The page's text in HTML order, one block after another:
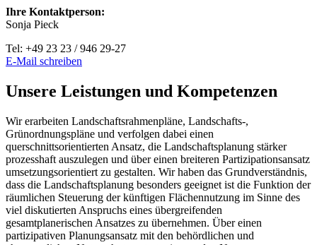
Ihre Kontaktperson:
Sonja Pieck
Tel: +49 23 23 / 946 29-27
E-Mail schreiben
Unsere Leistungen und Kompetenzen
Wir erarbeiten Landschaftsrahmenpläne, Landschafts-,
Grünordnungspläne und verfolgen dabei einen
querschnittsorientierten Ansatz, die Landschaftsplanung stärker
prozesshaft auszulegen und über einen breiteren Partizipationsansatz
umsetzungsorientiert zu gestalten. Wir haben das Grundverständnis,
dass die Landschaftsplanung besonders geeignet ist die Funktion der
räumlichen Steuerung der künftigen Flächennutzung im Sinne des
viel diskutierten Anspruchs eines übergreifenden
gesamtplanerischen Ansatzes zu übernehmen. Über einen
partizipativen Planungsansatz mit den behördlichen und